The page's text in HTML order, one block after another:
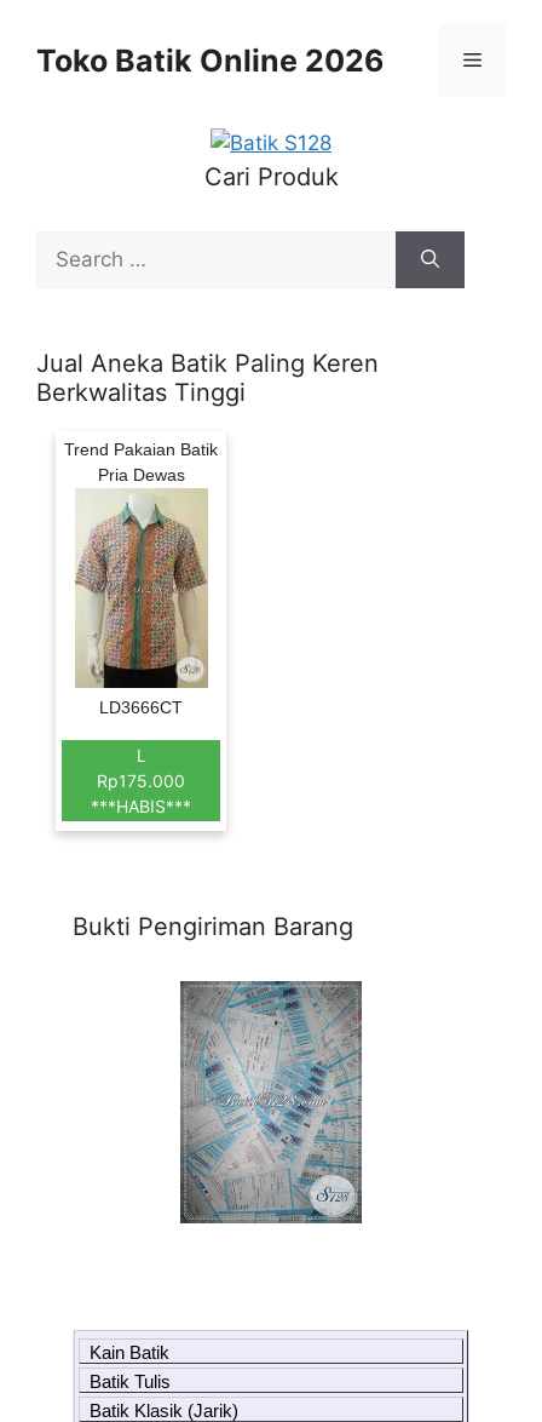
contentToko Batik Online 2026 Menu
Cari Produk
for:
Jual Aneka Batik Paling Keren
Berkwalitas Tinggi
Trend Pakaian Batik
Pria Dewas
LD3666CT
L
Rp175.000
***HABIS***
Bukti Pengiriman Barang
Kain Batik
Batik Tulis
Batik Klasik (Jarik)